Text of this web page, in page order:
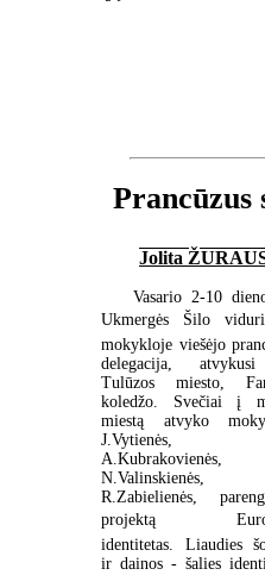
Prancūzus
Jolita
Vasario 2-10
Ukmergės Šilo
mokykloje viešėjo
delegacija,
Tulūzos miesto,
koledžo. Svečiai į
miestą atvyko
J.Vytienės,
A.Kubrakovienės,
N.Valinskienės,
R.Zabielienės,
projektą
identitetas. Liaudies
ir dainos - šalies